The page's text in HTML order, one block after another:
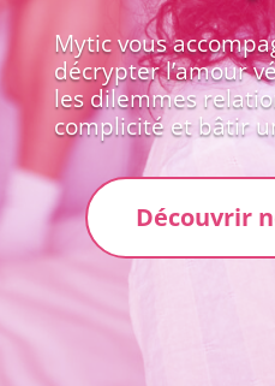
Mytic vous
décrypter l’amour
les dilemmes
complicité et bâtir
Découvrir